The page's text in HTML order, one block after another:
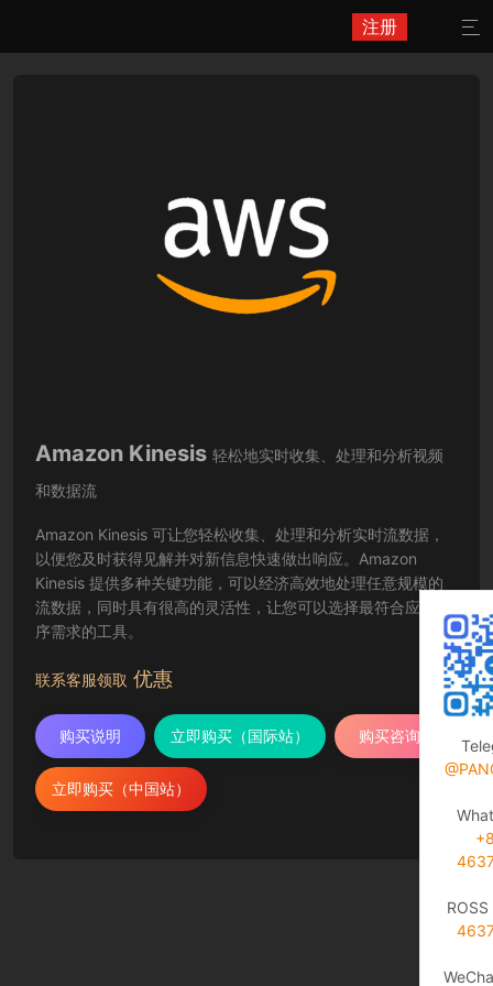
注册 
Amazon Kinesis 轻松地实时收集、处理和分析视频
和数据流
Amazon Kinesis 可让您轻松收集、处理和分析实时流数据，
以便您及时获得见解并对新信息快速做出响应。Amazon
Kinesis 提供多种关键功能，可以经济高效地处理任意规模的
流数据，同时具有很高的灵活性，让您可以选择最符合应用程
序需求的工具。
联系客服领取 优惠
购买说明 立即购买（国际站） 购买咨询
立即购买（中国站）